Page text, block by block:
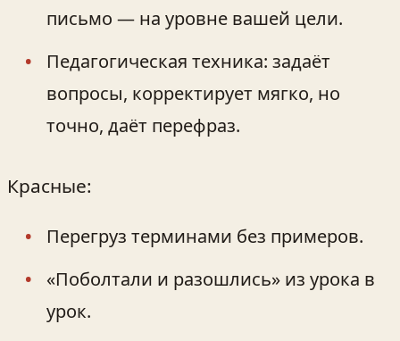
письмо — на уровне вашей цели.
Педагогическая техника: задаёт
вопросы, корректирует мягко, но
точно, даёт перефраз.
Красные:
Перегруз терминами без примеров.
«Поболтали и разошлись» из урока в
урок.